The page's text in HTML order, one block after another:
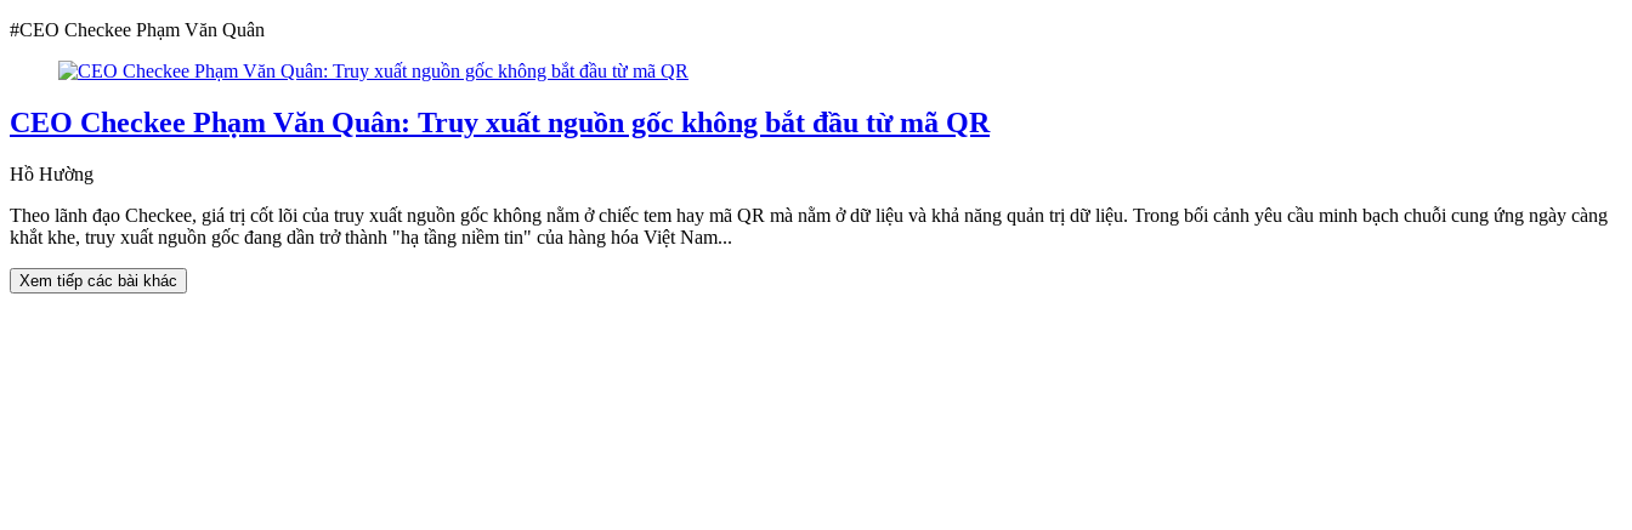
#CEO Checkee Phạm Văn Quân
CEO Checkee Phạm Văn Quân: Truy xuất nguồn gốc không bắt đầu từ mã QR
Hồ Hường
Theo lãnh đạo Checkee, giá trị cốt lõi của truy xuất nguồn gốc không nằm ở chiếc tem hay mã QR mà nằm ở dữ liệu và khả năng quản trị dữ liệu. Trong bối cảnh yêu cầu minh bạch chuỗi cung ứng ngày càng
khắt khe, truy xuất nguồn gốc đang dần trở thành "hạ tầng niềm tin" của hàng hóa Việt Nam...
Xem tiếp các bài khác